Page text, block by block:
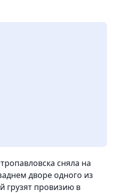
сняла на
дворе одного из
грузят провизию в